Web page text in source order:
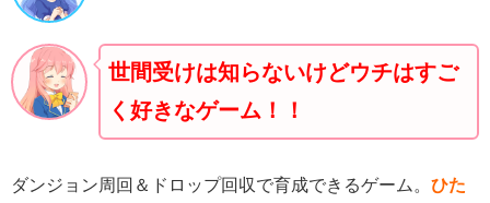
世間受けは知らないけどウチはすご
く好きなゲーム！！
ダンジョン周回＆ドロップ回収で育成できるゲーム。 ひた